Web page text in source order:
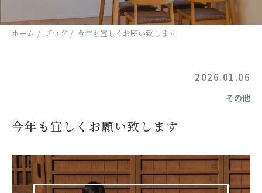
ホーム ブログ 今年も宜しくお願い致します
2026.01.06
その他
今年も宜しくお願い致します